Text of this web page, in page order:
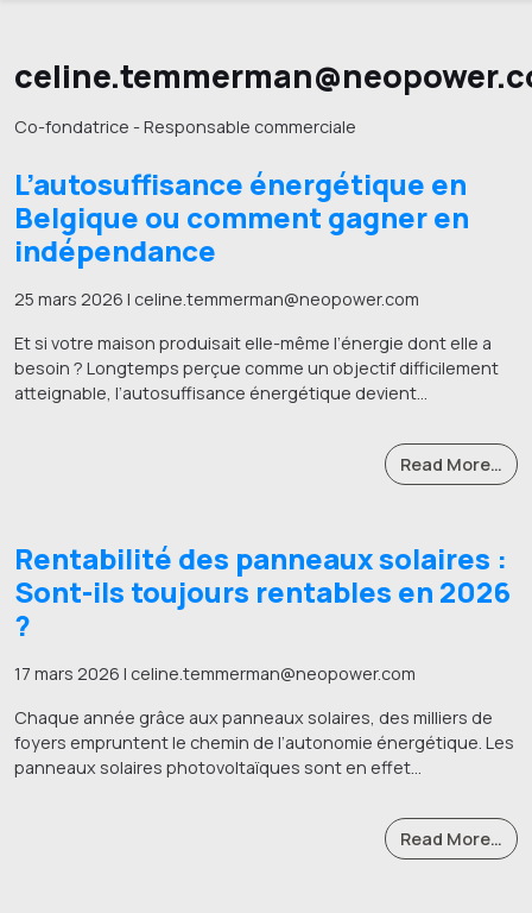
Co-fondatrice - Responsable commerciale
L’autosuffisance énergétique en
Belgique ou comment gagner en
indépendance
25 mars 2026 | celine.temmerman@neopower.com
Et si votre maison produisait elle-même l’énergie dont elle a
besoin ? Longtemps perçue comme un objectif difficilement
atteignable, l’autosuffisance énergétique devient…
Read More…
Rentabilité des panneaux solaires :
Sont-ils toujours rentables en 2026
?
17 mars 2026 | celine.temmerman@neopower.com
Chaque année grâce aux panneaux solaires, des milliers de
foyers empruntent le chemin de l’autonomie énergétique. Les
panneaux solaires photovoltaïques sont en effet…
Read More…